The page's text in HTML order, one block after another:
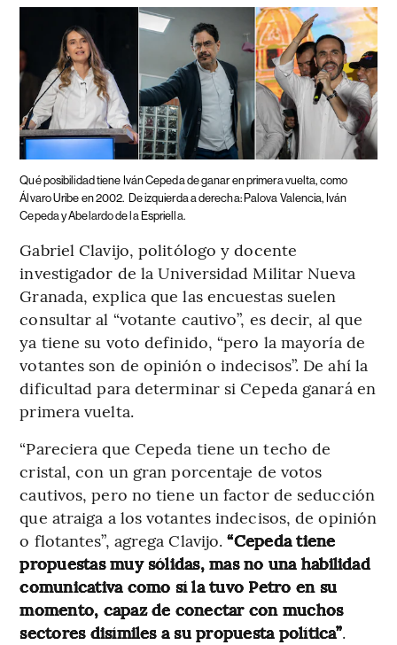
Qué posibilidad tiene Iván Cepeda de ganar en primera vuelta, como
Álvaro Uribe en 2002. De izquierda a derecha: Palova Valencia, Iván
Cepeda y Abelardo de la Espriella.
Gabriel Clavijo, politólogo y docente
investigador de la Universidad Militar Nueva
Granada, explica que las encuestas suelen
consultar al “votante cautivo”, es decir, al que
ya tiene su voto definido, “pero la mayoría de
votantes son de opinión o indecisos”. De ahí la
dificultad para determinar si Cepeda ganará en
primera vuelta.
“Pareciera que Cepeda tiene un techo de
cristal, con un gran porcentaje de votos
cautivos, pero no tiene un factor de seducción
que atraiga a los votantes indecisos, de opinión
o flotantes”, agrega Clavijo.“Cepeda tiene
propuestas muy sólidas, mas no una habilidad
comunicativa como sí la tuvo Petro en su
momento, capaz de conectar con muchos
sectores disímiles a su propuesta política”.